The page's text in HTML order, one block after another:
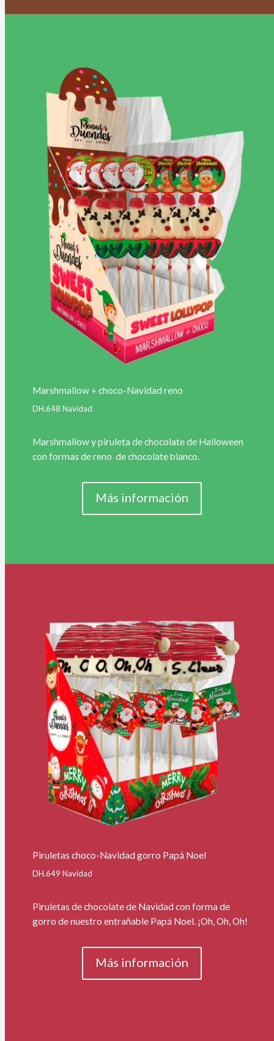
Marshmallow + choco-Navidad reno
DH.648 Navidad
Marshmallow y piruleta de chocolate de Halloween
con formas de reno de chocolate blanco.
Más información
Piruletas choco-Navidad gorro Papá Noel
DH.649 Navidad
Piruletas de chocolate de Navidad con forma de
gorro de nuestro entrañable Papá Noel. ¡Oh, Oh, Oh!
Más información